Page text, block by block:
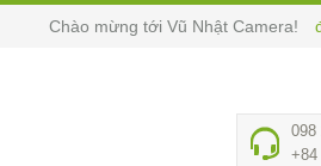
Chào mừng tới Vũ Nhật Camera!
098
+84